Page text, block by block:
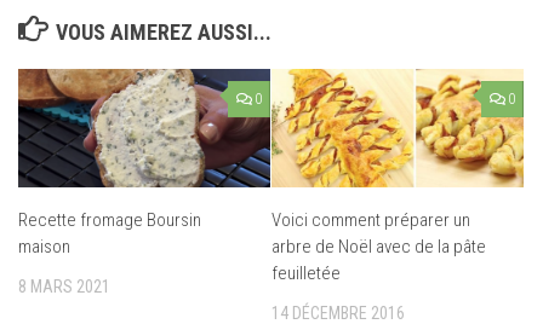
VOUS AIMEREZ AUSSI...
0
Recette fromage Boursin
maison
8 MARS 2021
0
Voici comment préparer un
arbre de Noël avec de la pâte
feuilletée
14 DÉCEMBRE 2016